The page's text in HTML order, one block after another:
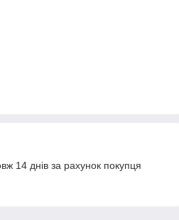
14 днів за рахунок покупця